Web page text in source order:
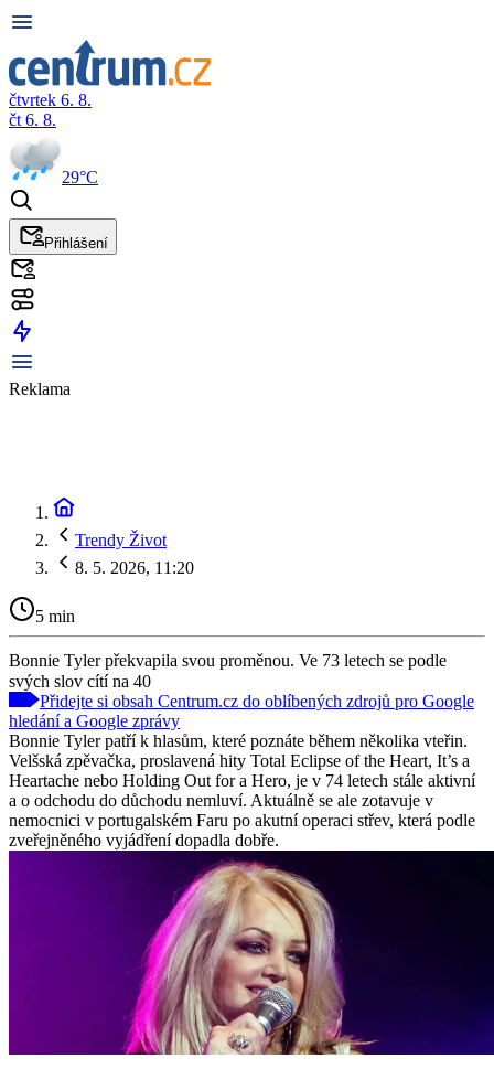
čtvrtek 6. 8.
čt 6. 8.
29°C
Přihlášení
Reklama
Trendy Život
8. 5. 2026, 11:20
5 min
Bonnie Tyler překvapila svou proměnou. Ve 73 letech se podle
svých slov cítí na 40
Přidejte si obsah Centrum.cz do oblíbených zdrojů pro Google
hledání a Google zprávy
Bonnie Tyler patří k hlasům, které poznáte během několika vteřin.
Velšská zpěvačka, proslavená hity Total Eclipse of the Heart, It’s a
Heartache nebo Holding Out for a Hero, je v 74 letech stále aktivní
a o odchodu do důchodu nemluví. Aktuálně se ale zotavuje v
nemocnici v portugalském Faru po akutní operaci střev, která podle
zveřejněného vyjádření dopadla dobře.